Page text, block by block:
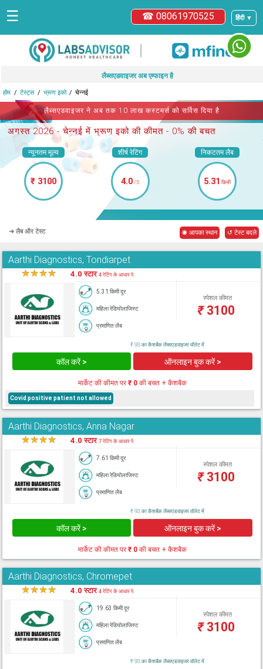
हिंदी ▼
☎ 08061970525
☰
|
लैब्सएडवाइजर अब एम्फाइन है
होम टेस्ट्स भ्रूण इको चेन्नई
लैब्सएडवाइजर ने अब तक 10 लाख कस्टमर्स को सर्विस दिया है
अगस्त 2026 -चेन्नई में भ्रूण इको की कीमत - 0% की बचत
न्यूनतम मूल्य
₹ 3100
शीर्ष रेटिंग
4.0/5
निकटतम लैब
5.31 किमी
➜ लैब और टेस्ट ◉ आपका स्थान ↺ टेस्ट बदले
Aarthi Diagnostics, Tondiarpet
★★★★ 4.0 स्टार4 रेटिंग के आधार पे
5.31 किमी दूर
महिला रेडियोलाजिस्ट
प्रमाणित लैब
स्पेशल कीमत
₹3100
₹ 93 का कैशबैक लैब्सएडवाइजर वॉलेट में
कॉल करें > ऑनलाइन बुक करें >
मार्केट की कीमत पर₹ 0की बचत + कैशबैक
Covid positive patient not allowed
Aarthi Diagnostics, Anna Nagar
★★★★ 4.0 स्टार7 रेटिंग के आधार पे
7.61 किमी दूर
महिला रेडियोलाजिस्ट
प्रमाणित लैब
स्पेशल कीमत
₹3100
₹ 93 का कैशबैक लैब्सएडवाइजर वॉलेट में
कॉल करें > ऑनलाइन बुक करें >
मार्केट की कीमत पर₹ 0की बचत + कैशबैक
Aarthi Diagnostics, Chromepet
★★★★ 4.0 स्टार4 रेटिंग के आधार पे
19.63 किमी दूर
महिला रेडियोलाजिस्ट
प्रमाणित लैब
स्पेशल कीमत
₹3100
₹ 93 का कैशबैक लैब्सएडवाइजर वॉलेट में